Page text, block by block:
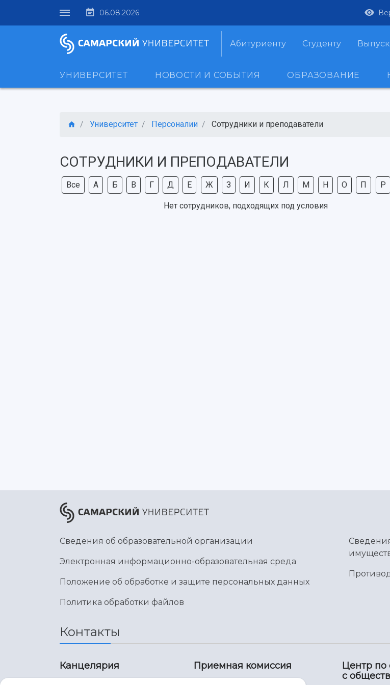
06.08.2026
Абитуриенту Студенту
УНИВЕРСИТЕТ НОВОСТИ И СОБЫТИЯ ОБРАЗОВАНИЕ
Университет Персоналии Сотрудники и преподаватели
СОТРУДНИКИ И ПРЕПОДАВАТЕЛИ
Все А Б В Г Д Е Ж З И К Л М Н О П Р
Нет сотрудников, подходящих под условия
Сведения об образовательной организации
Электронная информационно-образовательная среда
Положение об обработке и защите персональных данных
Политика обработки файлов
Контакты
Канцелярия Приемная комиссия
Центр по
с